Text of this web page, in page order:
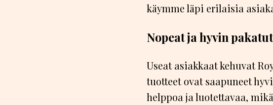
käymme läpi erilaisia
Nopeat ja hyvin
Useat asiakkaat kehuvat
tuotteet ovat saapuneet
helppoa ja luotettavaa,